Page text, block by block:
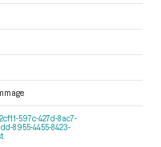
597c-427d-8ac7-
8955-4455-8423-